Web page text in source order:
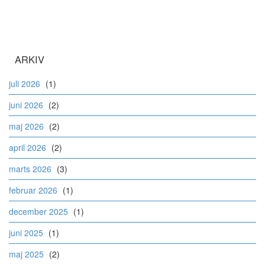
ARKIV
juli 2026 (1)
juni 2026 (2)
maj 2026 (2)
april 2026 (2)
marts 2026 (3)
februar 2026 (1)
december 2025 (1)
juni 2025 (1)
maj 2025 (2)